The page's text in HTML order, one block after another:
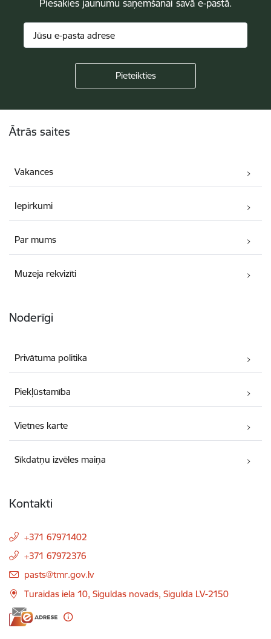
Piesakies jaunumu saņemšanai savā e-pastā.
Ātrās saites
Vakances
Iepirkumi
Par mums
Muzeja rekvizīti
Noderīgi
Privātuma politika
Piekļūstamība
Vietnes karte
Sīkdatņu izvēles maiņa
Kontakti
+371 67971402
+371 67972376
E-pasts:
pasts@tmr.gov.lv
Turaidas iela 10, Siguldas novads, Sigulda LV-2150